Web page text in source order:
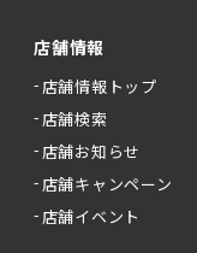
店舗情報
店舗情報トップ
店舗検索
店舗お知らせ
店舗キャンペーン
店舗イベント